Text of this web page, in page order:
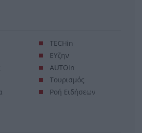
TECHin
ΕΥζην
AUTOin
Τουρισμός
Ροή Ειδήσεων